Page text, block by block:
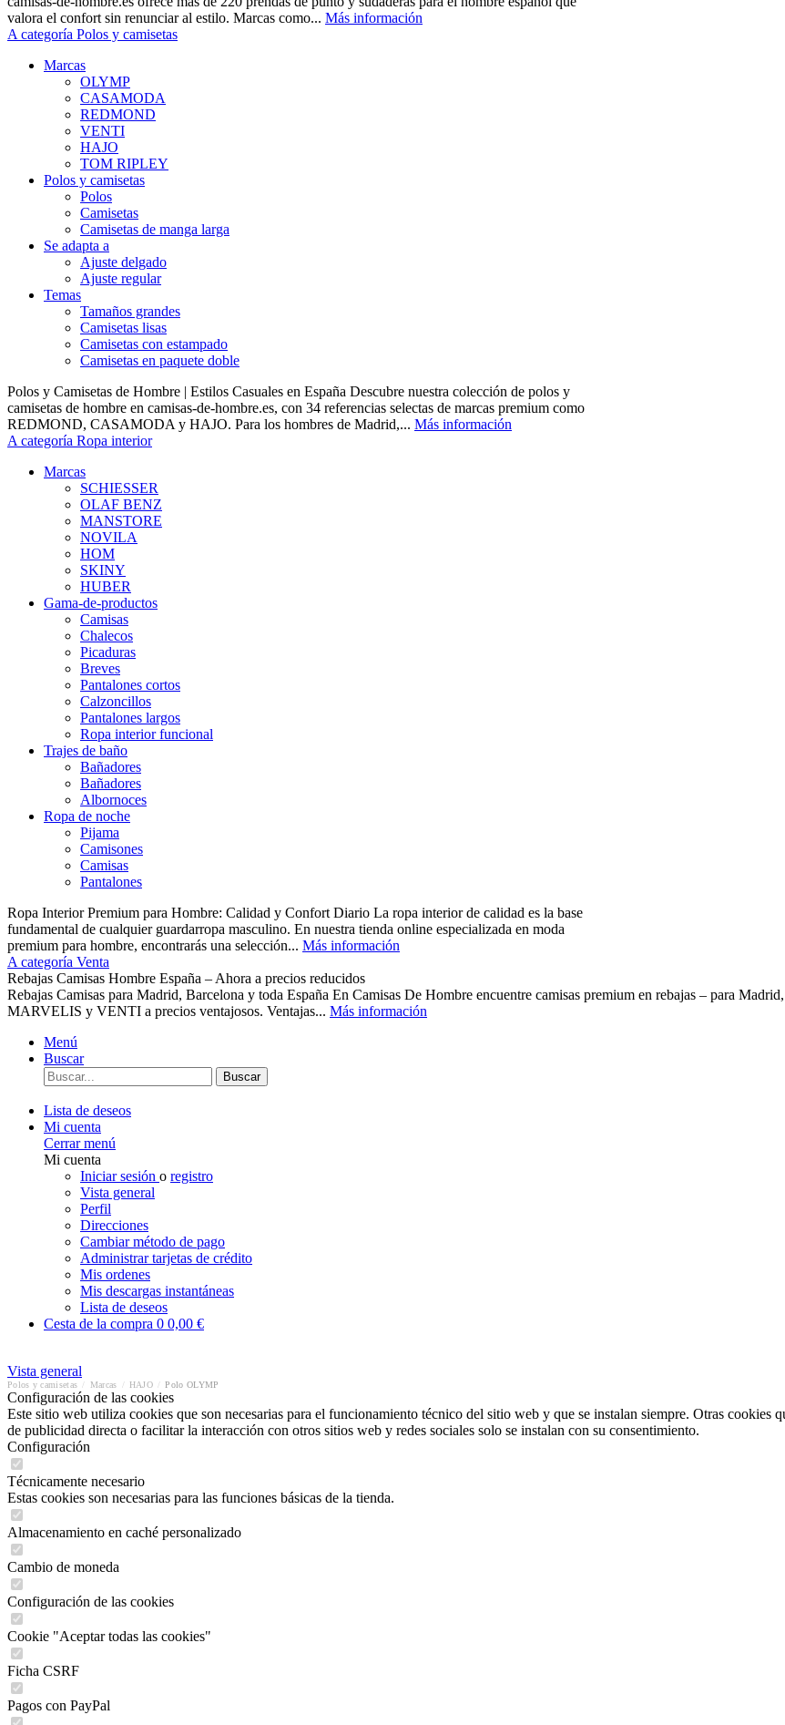
valora el confort sin renunciar al estilo. Marcas como... Más información
A categoría Polos y camisetas
Marcas
OLYMP
CASAMODA
REDMOND
VENTI
HAJO
TOM RIPLEY
Polos y camisetas
Polos
Camisetas
Camisetas de manga larga
Se adapta a
Ajuste delgado
Ajuste regular
Temas
Tamaños grandes
Camisetas lisas
Camisetas con estampado
Camisetas en paquete doble
Polos y Camisetas de Hombre | Estilos Casuales en España Descubre nuestra colección de polos y
camisetas de hombre en camisas-de-hombre.es, con 34 referencias selectas de marcas premium como
REDMOND, CASAMODA y HAJO. Para los hombres de Madrid,... Más información
A categoría Ropa interior
Marcas
SCHIESSER
OLAF BENZ
MANSTORE
NOVILA
HOM
SKINY
HUBER
Gama-de-productos
Camisas
Chalecos
Picaduras
Breves
Pantalones cortos
Calzoncillos
Pantalones largos
Ropa interior funcional
Trajes de baño
Bañadores
Bañadores
Albornoces
Ropa de noche
Pijama
Camisones
Camisas
Pantalones
Ropa Interior Premium para Hombre: Calidad y Confort Diario La ropa interior de calidad es la base
fundamental de cualquier guardarropa masculino. En nuestra tienda online especializada en moda
premium para hombre, encontrarás una selección... Más información
A categoría Venta
Rebajas Camisas Hombre España – Ahora a precios reducidos
Rebajas Camisas para Madrid, Barcelona y toda España En Camisas De Hombre encuentre camisas premium en rebajas – para
MARVELIS y VENTI a precios ventajosos. Ventajas... Más información
Menú
Buscar
Buscar
Lista de deseos
Mi cuenta
Cerrar menú
Mi cuenta
Iniciar sesión o registro
Vista general
Perfil
Direcciones
Cambiar método de pago
Administrar tarjetas de crédito
Mis ordenes
Mis descargas instantáneas
Lista de deseos
Cesta de la compra 0 0,00 €
Vista general
Polos y camisetas Marcas HAJO Polo OLYMP
Configuración de las cookies
Este sitio web utiliza cookies que son necesarias para el funcionamiento técnico del sitio web y que se instalan siempre. Otras
de publicidad directa o facilitar la interacción con otros sitios web y redes sociales solo se instalan con su consentimiento.
Configuración
Técnicamente necesario
Estas cookies son necesarias para las funciones básicas de la tienda.
Almacenamiento en caché personalizado
Cambio de moneda
Configuración de las cookies
Cookie "Aceptar todas las cookies"
Ficha CSRF
Pagos con PayPal